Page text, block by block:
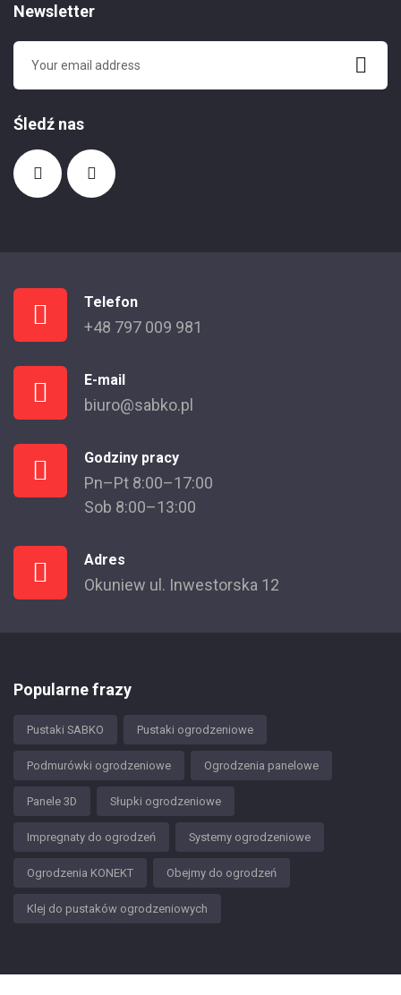
Newsletter
Śledź nas
Telefon
+48 797 009 981
E-mail
biuro@sabko.pl
Godziny pracy
Pn–Pt 8:00–17:00
Sob 8:00–13:00
Adres
Okuniew ul. Inwestorska 12
Popularne frazy
Pustaki SABKO Pustaki ogrodzeniowe
Podmurówki ogrodzeniowe Ogrodzenia panelowe
Panele 3D Słupki ogrodzeniowe
Impregnaty do ogrodzeń Systemy ogrodzeniowe
Ogrodzenia KONEKT Obejmy do ogrodzeń
Klej do pustaków ogrodzeniowych